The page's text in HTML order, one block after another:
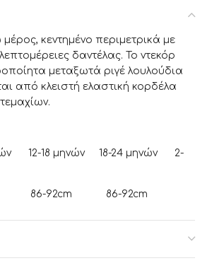
κεντημένο περιμετρικά με
δαντέλας. Το ντεκόρ
μεταξωτά ριγέ λουλούδια
από κλειστή ελαστική κορδέλα
μηνών 18-24 μηνών 2-
92cm 86-92cm
52cm 54-56cm 54-56cm